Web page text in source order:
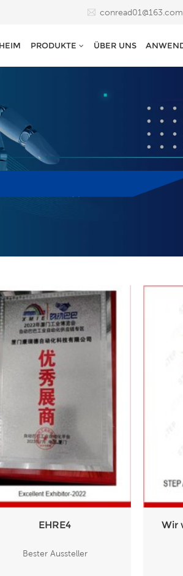
conread01@163.com
PRODUKTE ÜBER UNS
EHRE4
Bester Aussteller
Wir